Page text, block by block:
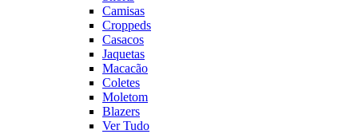
Camisas
Croppeds
Casacos
Jaquetas
Macacão
Coletes
Moletom
Blazers
Ver Tudo